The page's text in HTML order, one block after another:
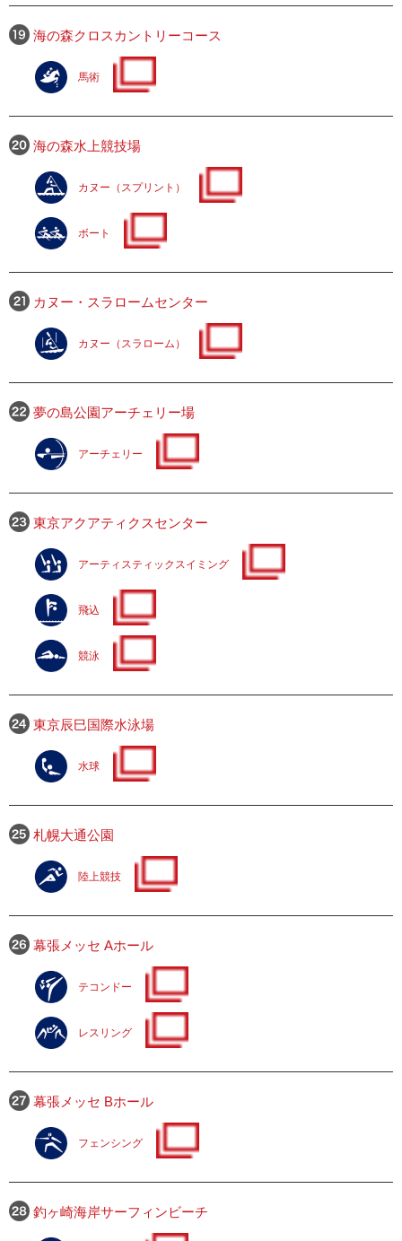
海の森クロスカントリーコース
馬術
海の森水上競技場
カヌー（スプリント）
ボート
カヌー・スラロームセンター
カヌー（スラローム）
夢の島公園アーチェリー場
アーチェリー
東京アクアティクスセンター
アーティスティックスイミング
飛込
競泳
東京辰巳国際水泳場
水球
札幌大通公園
陸上競技
幕張メッセ Aホール
テコンドー
レスリング
幕張メッセ Bホール
フェンシング
釣ヶ崎海岸サーフィンビーチ